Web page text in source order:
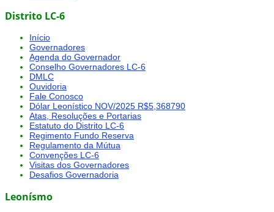
Distrito LC-6
Início
Governadores
Agenda do Governador
Conselho Governadores LC-6
DMLC
Ouvidoria
Fale Conosco
Dólar Leonístico NOV/2025 R$5,368790
Atas, Resoluções e Portarias
Estatuto do Distrito LC-6
Regimento Fundo Reserva
Regulamento da Mútua
Convenções LC-6
Visitas dos Governadores
Desafios Governadoria
Leonísmo